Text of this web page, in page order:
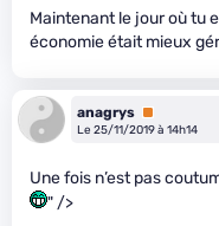
Maintenant le jour où tu
économie était mieux
anagrys Premium
Le 25/11/2019 à 14h14
Une fois n’est pas
" />